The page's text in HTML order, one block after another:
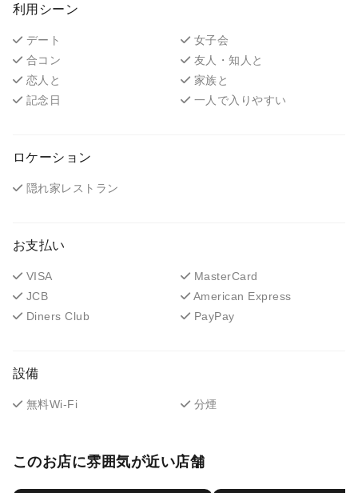
利用シーン
デート
女子会
合コン
友人・知人と
恋人と
家族と
記念日
一人で入りやすい
ロケーション
隠れ家レストラン
お支払い
VISA
MasterCard
JCB
American Express
Diners Club
PayPay
設備
無料Wi-Fi 分煙
このお店に雰囲気が近い店舗